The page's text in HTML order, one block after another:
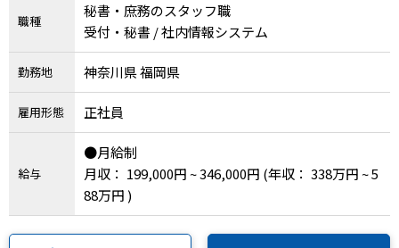
職種
秘書・庶務のスタッフ職
受付・秘書 / 社内情報システム
勤務地 神奈川県 福岡県
雇用形態 正社員
給与
●月給制
月収： 199,000円 ~ 346,000円 (年収： 338万円 ~ 5
88万円 )
就労移行支援サービス
障害別専門支援の就労移行支援サービス
メニューを閉じる